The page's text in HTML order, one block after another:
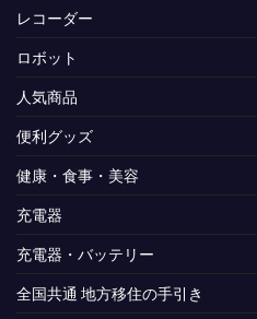
レコーダー
ロボット
人気商品
便利グッズ
健康・食事・美容
充電器
充電器・バッテリー
全国共通 地方移住の手引き